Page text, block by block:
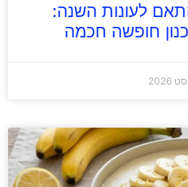
לעונות השנה:
חופשה חכמה